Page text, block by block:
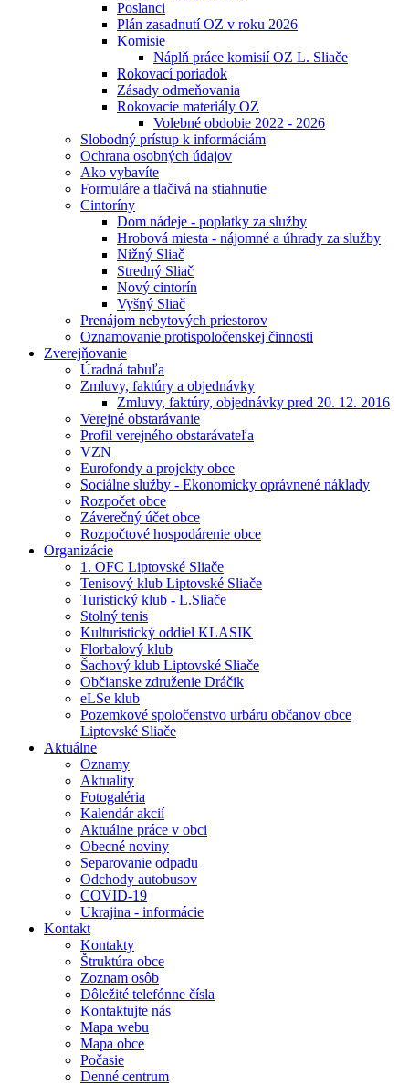
Poslanci
Plán zasadnutí OZ v roku 2026
Komisie
Náplň práce komisií OZ L. Sliače
Rokovací poriadok
Zásady odmeňovania
Rokovacie materiály OZ
Volebné obdobie 2022 - 2026
Slobodný prístup k informáciám
Ochrana osobných údajov
Ako vybavíte
Formuláre a tlačivá na stiahnutie
Cintoríny
Dom nádeje - poplatky za služby
Hrobová miesta - nájomné a úhrady za služby
Nižný Sliač
Stredný Sliač
Nový cintorín
Vyšný Sliač
Prenájom nebytových priestorov
Oznamovanie protispoločenskej činnosti
Zverejňovanie
Úradná tabuľa
Zmluvy, faktúry a objednávky
Zmluvy, faktúry, objednávky pred 20. 12. 2016
Verejné obstarávanie
Profil verejného obstarávateľa
VZN
Eurofondy a projekty obce
Sociálne služby - Ekonomicky oprávnené náklady
Rozpočet obce
Záverečný účet obce
Rozpočtové hospodárenie obce
Organizácie
1. OFC Liptovské Sliače
Tenisový klub Liptovské Sliače
Turistický klub - L.Sliače
Stolný tenis
Kulturistický oddiel KLASIK
Florbalový klub
Šachový klub Liptovské Sliače
Občianske združenie Dráčik
eLSe klub
Pozemkové spoločenstvo urbáru občanov obce
Liptovské Sliače
Aktuálne
Oznamy
Aktuality
Fotogaléria
Kalendár akcií
Aktuálne práce v obci
Obecné noviny
Separovanie odpadu
Odchody autobusov
COVID-19
Ukrajina - informácie
Kontakt
Kontakty
Štruktúra obce
Zoznam osôb
Dôležité telefónne čísla
Kontaktujte nás
Mapa webu
Mapa obce
Počasie
Denné centrum